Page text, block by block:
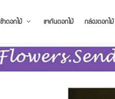
าดอกไม้ แจกันดอกไม้ กล่องดอกไ